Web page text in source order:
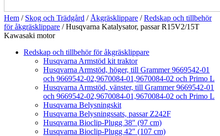
Hem / Skog och Trädgård / Åkgräsklippare /Redskap och tillbehör
för åkgräsklippare / Husqvarna Katalysator, passar R15V2/15T
Kawasaki motor
Redskap och tillbehör för åkgräsklippare
Husqvarna Armstöd kit traktor
Husqvarna Armstöd, höger, till Grammer 9669542-01
och 9669542-02,9670084-01,9670084-02 och Primo L
Husqvarna Armstöd, vänster, till Grammer 9669542-01
och 9669542-02,9670084-01,9670084-02 och Primo L
Husqvarna Belysningskit
Husqvarna Belysningssats, passar Z242F
Husqvarna Bioclip-Plugg 38″ (97 cm)
Husqvarna Bioclip-Plugg 42″ (107 cm)